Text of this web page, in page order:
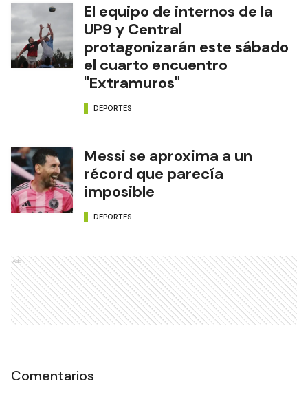
El equipo de internos de la
UP9 y Central
protagonizarán este sábado
el cuarto encuentro
"Extramuros"
DEPORTES
Messi se aproxima a un
récord que parecía
imposible
DEPORTES
Ads
Comentarios